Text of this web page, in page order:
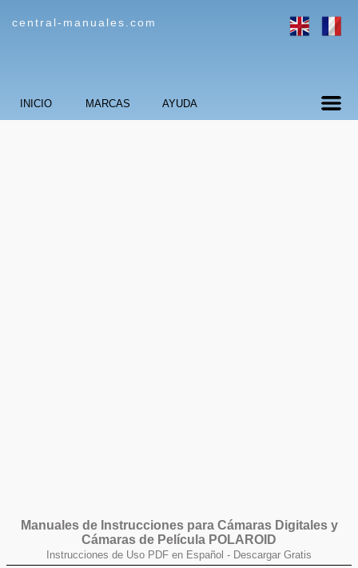
central-manuales.com
INICIO MARCAS AYUDA
Manuales de Instrucciones para Cámaras Digitales y
Cámaras de Película POLAROID
Instrucciones de Uso PDF en Español - Descargar Gratis